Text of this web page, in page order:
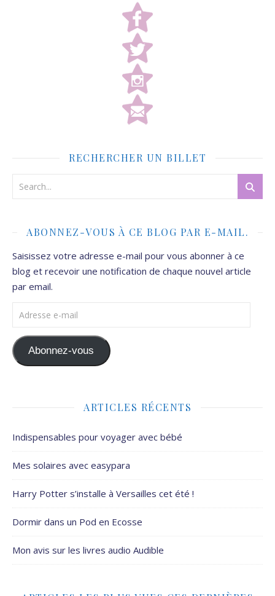
RECHERCHER UN BILLET
ABONNEZ-VOUS À CE BLOG PAR E-MAIL.
Saisissez votre adresse e-mail pour vous abonner à ce
blog et recevoir une notification de chaque nouvel article
par email.
Adresse e-mail
Abonnez-vous
ARTICLES RÉCENTS
Indispensables pour voyager avec bébé
Mes solaires avec easypara
Harry Potter s’installe à Versailles cet été !
Dormir dans un Pod en Ecosse
Mon avis sur les livres audio Audible